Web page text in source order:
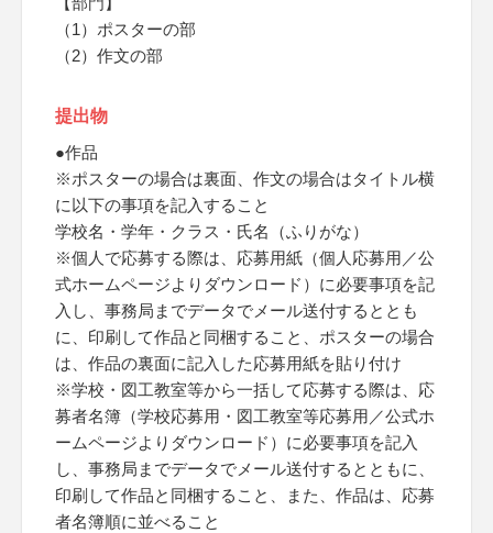
（1）ポスターの部
（2）作文の部
提出物
●作品
※ポスターの場合は裏面、作文の場合はタイトル横
に以下の事項を記入すること
学校名・学年・クラス・氏名（ふりがな）
※個人で応募する際は、応募用紙（個人応募用／公
式ホームページよりダウンロード）に必要事項を記
入し、事務局までデータでメール送付するととも
に、印刷して作品と同梱すること、ポスターの場合
は、作品の裏面に記入した応募用紙を貼り付け
※学校・図工教室等から一括して応募する際は、応
募者名簿（学校応募用・図工教室等応募用／公式ホ
ームページよりダウンロード）に必要事項を記入
し、事務局までデータでメール送付するとともに、
印刷して作品と同梱すること、また、作品は、応募
者名簿順に並べること